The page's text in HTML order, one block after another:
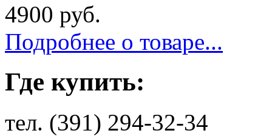
4900 руб.
Подробнее о товаре...
Где купить:
тел. (391) 294-32-34